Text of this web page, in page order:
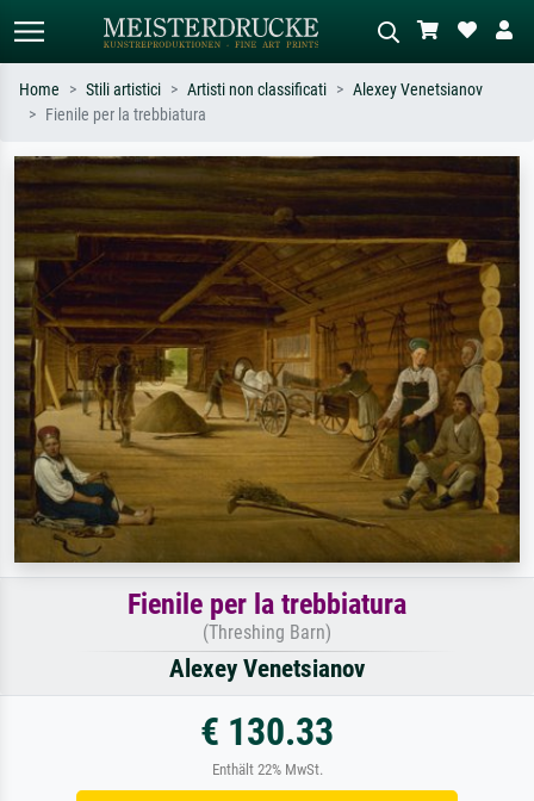
Cerca per artista, titolo o stile – es.
Monet, Notte stellata,
Impressionismo, onda di Hokusai,
nudo.
Descrivi la scena – es. prato verde,
astratto con molto rosso, dipinto a
olio scuro, nudo in piedi vicino a un
albero.
Home Stili artistici Artisti non classificati
Alexey Venetsianov
Fienile per la trebbiatura
Fienile per la trebbiatura
(Threshing Barn)
Alexey Venetsianov
€ 130.33
Enthält 22% MwSt.